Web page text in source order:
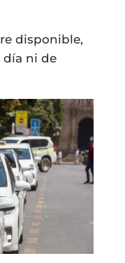
disponible,
día ni de